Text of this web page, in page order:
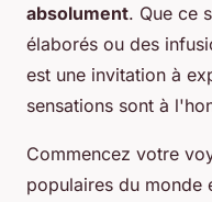
absolument. Que ce
élaborés ou des
est une invitation à
sensations sont à
Commencez votre
populaires du monde